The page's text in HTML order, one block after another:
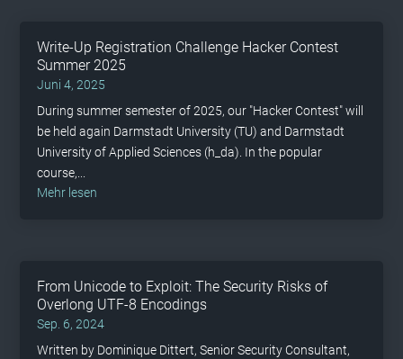
Write-Up Registration Challenge Hacker Contest
Summer 2025
Juni 4, 2025
During summer semester of 2025, our "Hacker Contest" will
be held again Darmstadt University (TU) and Darmstadt
University of Applied Sciences (h_da). In the popular
course,...
mehr lesen
From Unicode to Exploit: The Security Risks of
Overlong UTF-8 Encodings
Sep. 6, 2024
Written by Dominique Dittert, Senior Security Consultant,